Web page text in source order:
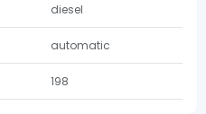
diesel
automatic
198